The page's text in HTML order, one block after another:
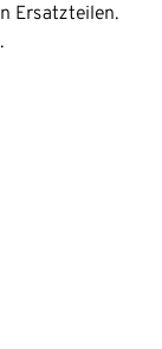
Ersatzteilen.